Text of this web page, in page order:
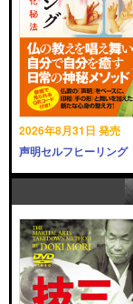
2026年8月31日 発売
声明セルフヒーリング